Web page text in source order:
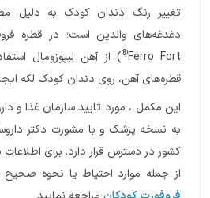
تغییر رنگ دندان کودک به دلیل
Ferro Fort
®) از آهن لیپوزومال
قطره‌های آهن، روی دندان کودک لکه
این مکمل ، مورد تایید سازمان غذا و
به نسخه پزشک و با مشورت دکتر
کشور در دسترس قرار دارد. برای
از جمله موارد احتیاط یا نحوه